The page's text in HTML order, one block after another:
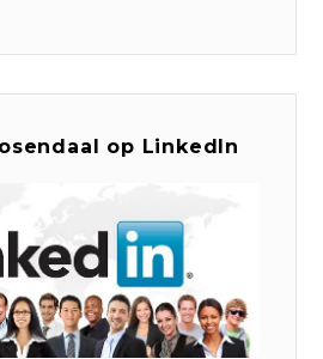
op LinkedIn